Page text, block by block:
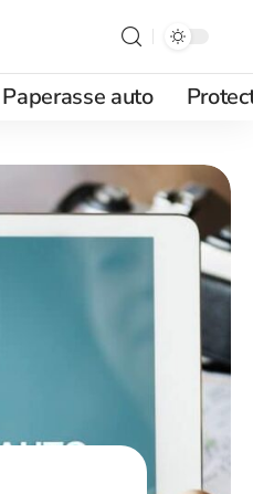
Paperasse auto